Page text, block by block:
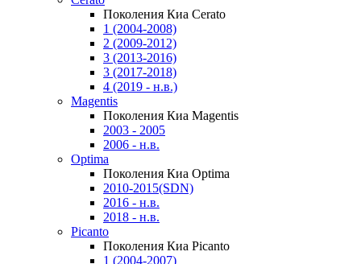
Поколения Киа Cerato
1 (2004-2008)
2 (2009-2012)
3 (2013-2016)
3 (2017-2018)
4 (2019 - н.в.)
Magentis
Поколения Киа Magentis
2003 - 2005
2006 - н.в.
Optima
Поколения Киа Optima
2010-2015(SDN)
2016 - н.в.
2018 - н.в.
Picanto
Поколения Киа Picanto
1 (2004-2007)